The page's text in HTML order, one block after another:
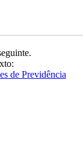
de Previdência